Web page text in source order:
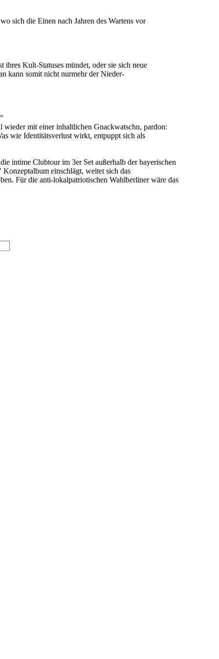
sich die Einen nach Jahren des Wartens vor
Kult-Statuses mündet, oder sie sich neue
kann somit nicht nurmehr der Nieder-
mit einer inhaltlichen Gnackwatschn, pardon:
wie Identitätsverlust wirkt, entpuppt sich als
intime Clubtour im 3er Set außerhalb der bayerischen
einschlägt, weitet sich das
Für die anti-lokalpatriotischen Wahlberliner wäre das